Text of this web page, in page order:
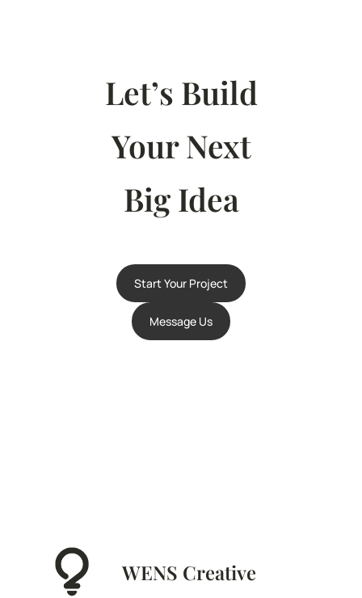
Let’s Build
Your Next
Big Idea
Start Your Project
Message Us
WENS Creative